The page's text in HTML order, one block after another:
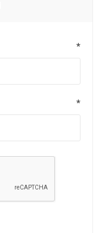
*
*